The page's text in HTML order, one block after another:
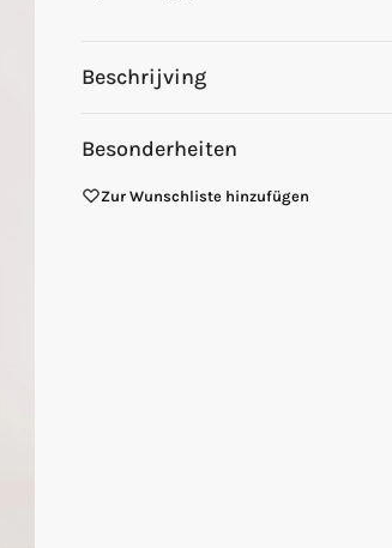
Beschrijving
Besonderheiten
Zur Wunschliste hinzufügen